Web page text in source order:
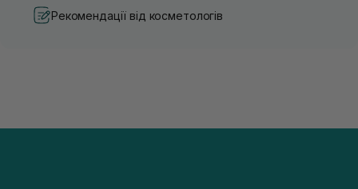
Рекомендації від косметологів